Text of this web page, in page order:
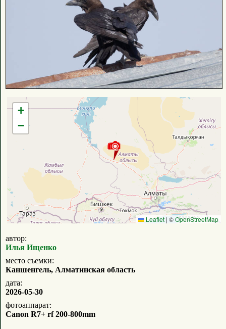
+
−
Leaflet | ©OpenStreetMap
автор:
Илья Ищенко
место съемки:
Каншенгель, Алматинская область
дата:
2026-05-30
фотоаппарат:
Canon R7+ rf 200-800mm